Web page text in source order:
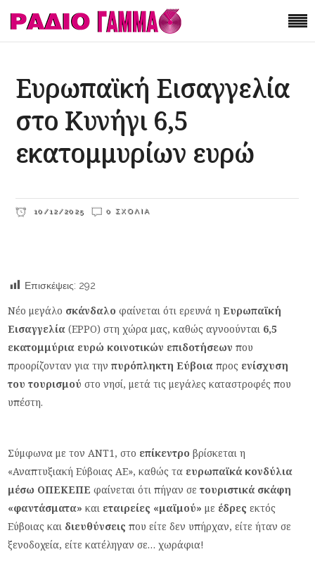
Ευρωπαϊκή Εισαγγελία
στο Κυνήγι 6,5
εκατομμυρίων ευρώ
10/12/2025 0 ΣΧΌΛΙΑ
Επισκέψεις: 292
Νέο μεγάλο σκάνδαλο φαίνεται ότι ερευνά ηΕυρωπαϊκή
Εισαγγελία (EPPO) στη χώρα μας, καθώς αγνοούνται 6,5
εκατομμύρια ευρώ κοινοτικών επιδοτήσεων που
προορίζονταν για τηνπυρόπληκτη Εύβοια προς ενίσχυση
του τουρισμού στο νησί, μετά τις μεγάλες καταστροφές που
υπέστη.
Σύμφωνα με τον ΑΝΤ1, στο επίκεντρο βρίσκεται η
«Αναπτυξιακή Εύβοιας ΑΕ», καθώς τα ευρωπαϊκά κονδύλια
μέσω ΟΠΕΚΕΠΕ φαίνεται ότι πήγαν σετουριστικά σκάφη
«φαντάσματα» και εταιρείες «μαϊμού» με έδρες εκτός
Εύβοιας και διευθύνσεις που είτε δεν υπήρχαν, είτε ήταν σε
ξενοδοχεία, είτε κατέληγαν σε… χωράφια!